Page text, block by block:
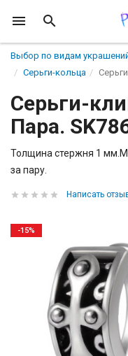
Выбор по видам
Серьги-кольца
Серьги-
Пара.
Толщина стержня 1
за пару.
Написать
-15%